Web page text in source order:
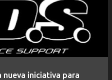
nueva iniciativa para